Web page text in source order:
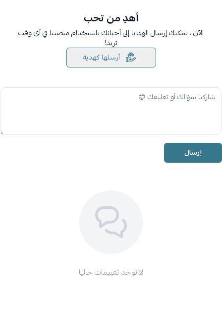
أهدِ من تحب
الآن ، يمكنك إرسال الهدايا إلى أحبائك باستخدام منصتنا في أي وقت
تريد!
أرسلها كهدية
إرسال
لا توجد تقييمات حاليا